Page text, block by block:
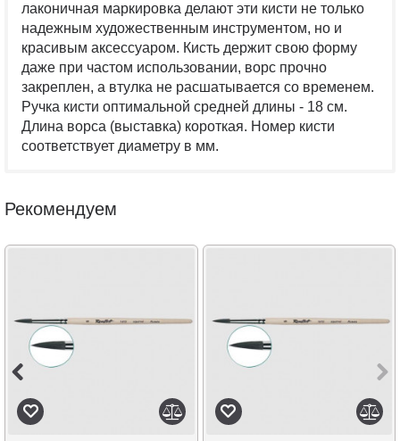
лаконичная маркировка делают эти кисти не только
надежным художественным инструментом, но и
красивым аксессуаром. Кисть держит свою форму
даже при частом использовании, ворс прочно
закреплен, а втулка не расшатывается со временем.
Ручка кисти оптимальной средней длины - 18 см.
Длина ворса (выставка) короткая. Номер кисти
соответствует диаметру в мм.
Рекомендуем